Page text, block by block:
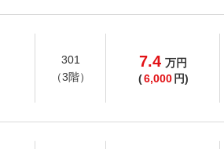
301
（3階）
7.4 万円
(6,000 円)